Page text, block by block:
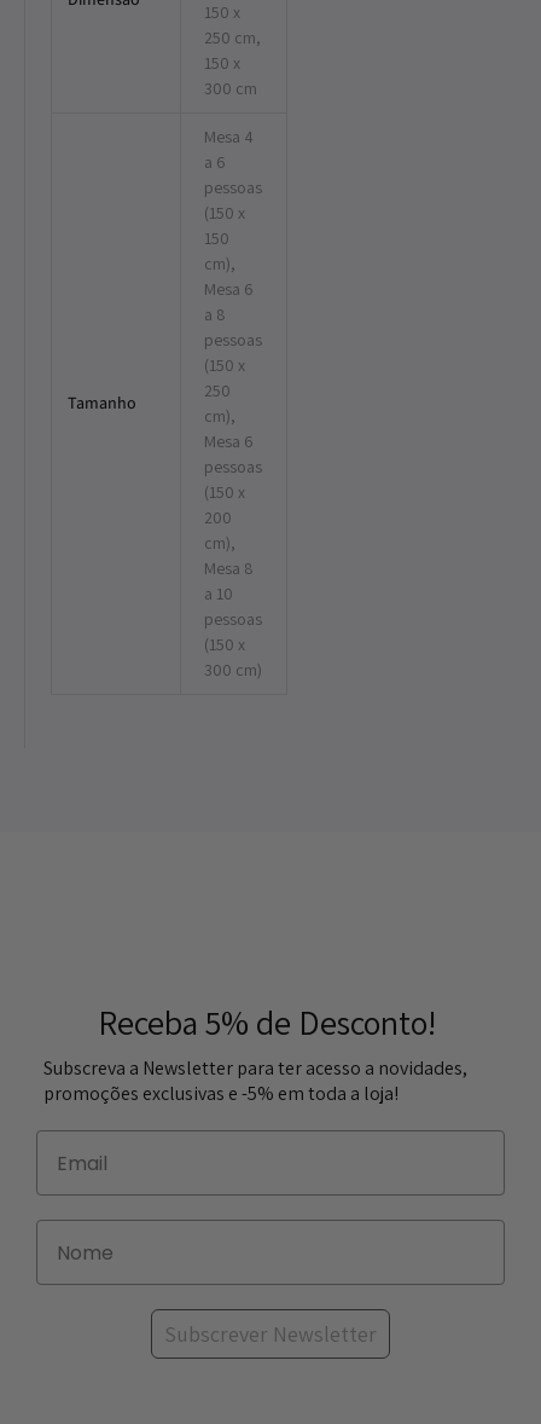
150 x
250 cm,
150 x
300 cm
Tamanho
Mesa 4
a 6
pessoas
(150 x
150
cm),
Mesa 6
a 8
pessoas
(150 x
250
cm),
Mesa 6
pessoas
(150 x
200
cm),
Mesa 8
a 10
pessoas
(150 x
300 cm)
Receba 5% de Desconto!
Subscreva a Newsletter para ter acesso a novidades,
promoções exclusivas e -5% em toda a loja!
Subscrever Newsletter